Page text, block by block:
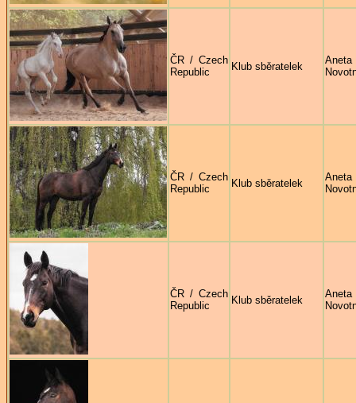
ČR / Czech
Republic
Klub sběratelek
Aneta
ČR / Czech
Republic
Klub sběratelek
Aneta
ČR / Czech
Republic
Klub sběratelek
Aneta